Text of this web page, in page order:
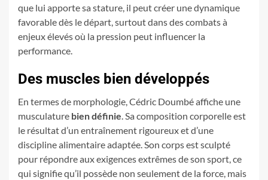
que lui apporte sa stature, il peut créer une dynamique
favorable dès le départ, surtout dans des combats à
enjeux élevés où la pression peut influencer la
performance.
Des muscles bien développés
En termes de morphologie, Cédric Doumbé affiche une
musculature bien définie. Sa composition corporelle est
le résultat d’un entraînement rigoureux et d’une
discipline alimentaire adaptée. Son corps est sculpté
pour répondre aux exigences extrêmes de son sport, ce
qui signifie qu’il possède non seulement de la force, mais